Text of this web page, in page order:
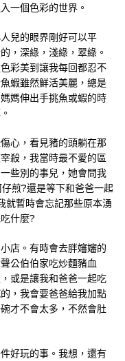
一個色彩的世界。
兒的眼界剛好可以平
，深綠，淺綠，翠綠。
彩美到讓我每回都忍不
蝦雖然鮮活美麗，總是
媽伸出手挑魚或蝦的時
心，看見豬的頭躺在那
殺，我當時最不愛的區
些別的事兒，她會問我
煎?還是等下和爸爸一起
就暫時會忘記那些原本湧
什麼?
店。有時會去胖嬸嬸的
公伯伯家吃炒麵豬血
或是讓我和爸爸一起吃
，我會要爸爸給我加點
才不會太多，不然會肚
好玩的事。我想，還有